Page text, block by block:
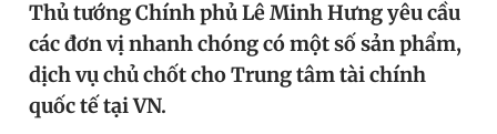
Video Magazine
Thủ tướng Chính phủ Lê Minh Hưng yêu cầu
các đơn vị nhanh chóng có một số sản phẩm,
dịch vụ chủ chốt cho Trung tâm tài chính
quốc tế tại VN.